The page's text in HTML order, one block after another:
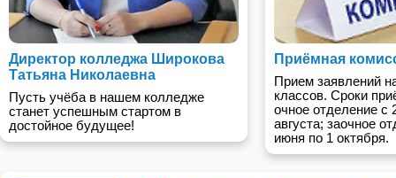
Директор колледжа Широкова
Татьяна Николаевна
Пусть учёба в нашем колледже
станет успешным стартом в
достойное будущее!
Приёмная
Прием заявлений
классов. Сроки
очное отделение с
августа; заочное
июня по 1 октября.